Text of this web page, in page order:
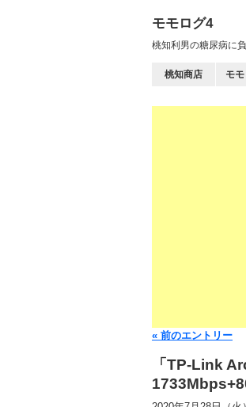
モモログ4
桃知利男の糖尿病に
桃知商店 モ
« 前のエントリー
「TP-Link